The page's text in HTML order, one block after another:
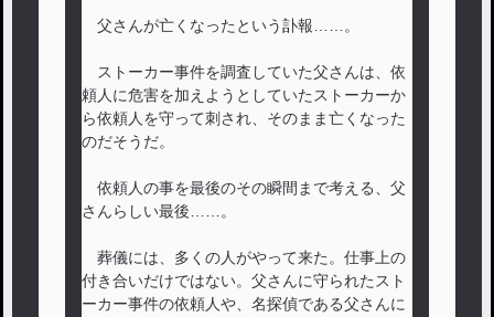
父さんが亡くなったという訃報……。
ストーカー事件を調査していた父さんは、依
頼人に危害を加えようとしていたストーカーか
ら依頼人を守って刺され、そのまま亡くなった
のだそうだ。
依頼人の事を最後のその瞬間まで考える、父
さんらしい最後……。
葬儀には、多くの人がやって来た。仕事上の
付き合いだけではない。父さんに守られたスト
ーカー事件の依頼人や、名探偵である父さんに